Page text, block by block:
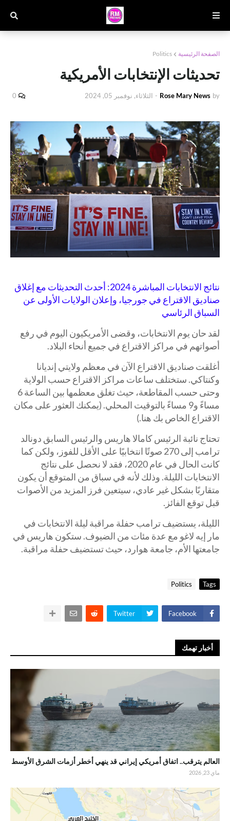
الصفحة الرئيسية Politics
تحديثات الإنتخابات الأمريكية
by
Rose Mary News
- الثلاثاء, نوفمبر 05, 2024 0
نتائج الانتخابات المباشرة 2024: أحدث التحديثات مع إغلاق
صناديق الاقتراع في جورجيا، وإعلان الولايات الأولى عن
السباق الرئاسي
لقد حان يوم الانتخابات، وقضى الأمريكيون اليوم في رفع
أصواتهم في مراكز الاقتراع في جميع أنحاء البلاد.
أغلقت صناديق الاقتراع الآن في معظم ولايتي إنديانا
وكنتاكي. ستختلف ساعات مراكز الاقتراع حسب الولاية
وحتى حسب المقاطعة، حيث تغلق معظمها بين الساعة 6
مساءً و9 مساءً بالتوقيت المحلي. (يمكنك العثور على مكان
الاقتراع الخاص بك هنا.)
تحتاج نائبة الرئيس كامالا هاريس والرئيس السابق دونالد
ترامب إلى 270 صوتًا انتخابيًا على الأقل للفوز، ولكن كما
كانت الحال في عام 2020، فقد لا نحصل على نتائج
الانتخابات الليلة. وذلك لأنه في سباق من المتوقع أن يكون
متقاربًا بشكل غير عادي، سيتعين فرز المزيد من الأصوات
قبل توقع الفائز.
الليلة، يستضيف ترامب حفلة مراقبة ليلة الانتخابات في
مار إيه لاغو مع عدة مئات من الضيوف. ستكون هاريس في
جامعتها الأم، جامعة هوارد، حيث تستضيف حفلة مراقبة.
Tags
Politics
Facebook
Twitter
أخبار تهمك
العالم يترقب.. اتفاق أمريكي إيراني قد ينهي أخطر أزمات الشرق الأوسط
ماي 23, 2026